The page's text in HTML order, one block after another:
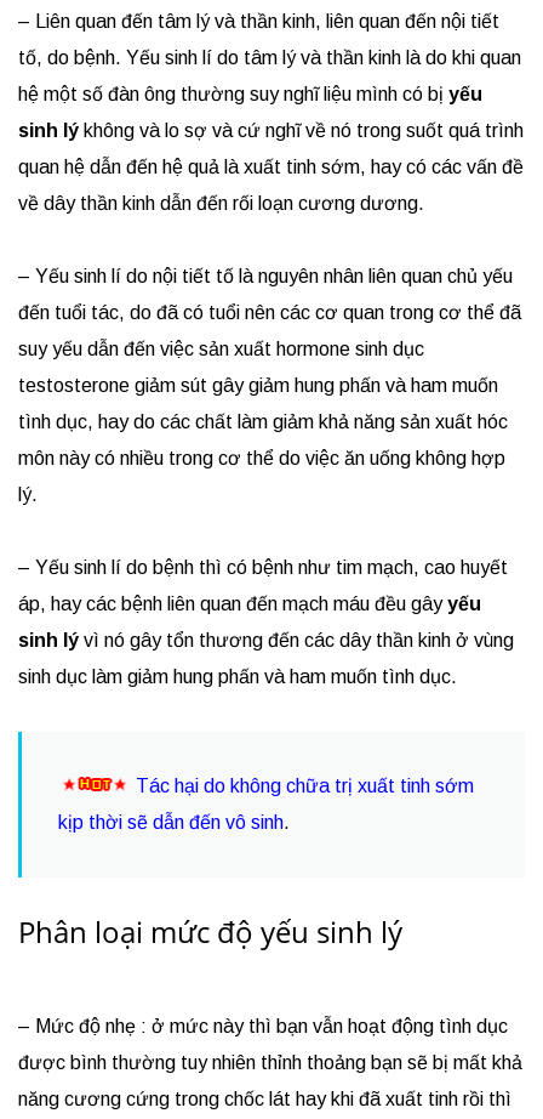
– Liên quan đến tâm lý và thần kinh, liên quan đến nội tiết
tố, do bệnh. Yếu sinh lí do tâm lý và thần kinh là do khi quan
hệ một số đàn ông thường suy nghĩ liệu mình có bị yếu
sinh lý không và lo sợ và cứ nghĩ về nó trong suốt quá trình
quan hệ dẫn đến hệ quả là xuất tinh sớm, hay có các vấn đề
về dây thần kinh dẫn đến rối loạn cương dương.
– Yếu sinh lí do nội tiết tố là nguyên nhân liên quan chủ yếu
đến tuổi tác, do đã có tuổi nên các cơ quan trong cơ thể đã
suy yếu dẫn đến việc sản xuất hormone sinh dục
testosterone giảm sút gây giảm hung phấn và ham muốn
tình dục, hay do các chất làm giảm khả năng sản xuất hóc
môn này có nhiều trong cơ thể do việc ăn uống không hợp
lý.
– Yếu sinh lí do bệnh thì có bệnh như tim mạch, cao huyết
áp, hay các bệnh liên quan đến mạch máu đều gâyyếu
sinh lý vì nó gây tổn thương đến các dây thần kinh ở vùng
sinh dục làm giảm hung phấn và ham muốn tình dục.
Tác hại do không chữa trị xuất tinh sớm
kịp thời sẽ dẫn đến vô sinh.
Phân loại mức độ yếu sinh lý
– Mức độ nhẹ : ở mức này thì bạn vẫn hoạt động tình dục
được bình thường tuy nhiên thỉnh thoảng bạn sẽ bị mất khả
năng cương cứng trong chốc lát hay khi đã xuất tinh rồi thì